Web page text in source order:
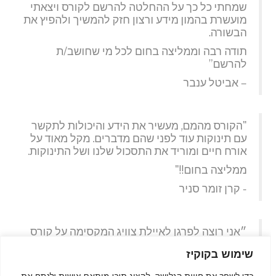
שימוש בקוקיז
שמחתי כל כך על ההחלטה להרשם לקורס ויצאתי
מועשרת בהמון מידע ורצון חזק להמשיך ולהפיץ את
הבשורה.
תודה רבה וממליצה בחום לכל מי שחושב/ת
להרשם”
– אביטל ענבר
"הקורס מהמם, מעשיר את הידע והיכולות לתקשר
עם תינוקות עוד לפני שהם מדברים. מקל מאוד על
אורח חיים ומוריד את התסכול שלנו ושל התינוקות.
ממליצה בחום!!"
- קרן זומר סניר
״אני רוצה לפרגן לאיילת צוויג המקסימה על קורס
אני לוקחת חלק. קורס חובה לכל מי שעובדת עם
תינוקות ופעוטות, המקנה המון כלים חשובים